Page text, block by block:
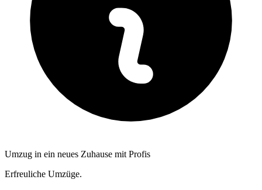
Umzug in ein neues Zuhause mit Profis
Erfreuliche Umzüge.